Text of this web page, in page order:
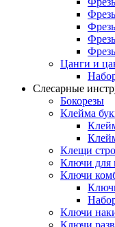
Цанги и
Слесарные
Бокорезы
Клейма
Клещи
Ключи для
Ключи
Ключи
Ключи